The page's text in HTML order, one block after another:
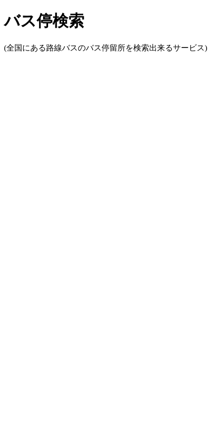
バス停検索
(全国にある路線バスのバス停留所を検索出来るサービス)